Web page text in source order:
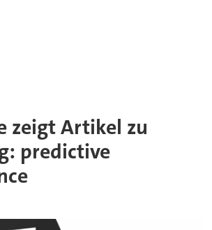
zeigt Artikel zu
predictive